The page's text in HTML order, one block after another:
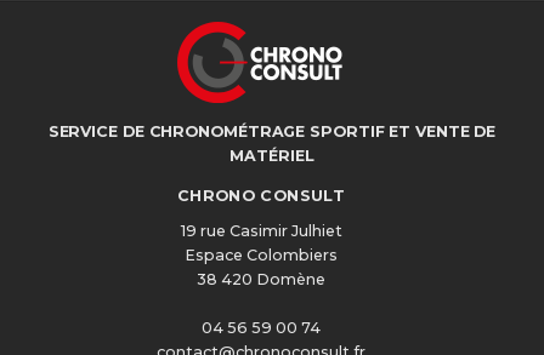
SERVICE DE CHRONOMÉTRAGE SPORTIF ET VENTE DE
MATÉRIEL
CHRONO CONSULT
19 rue Casimir Julhiet
Espace Colombiers
38 420 Domène
04 56 59 00 74